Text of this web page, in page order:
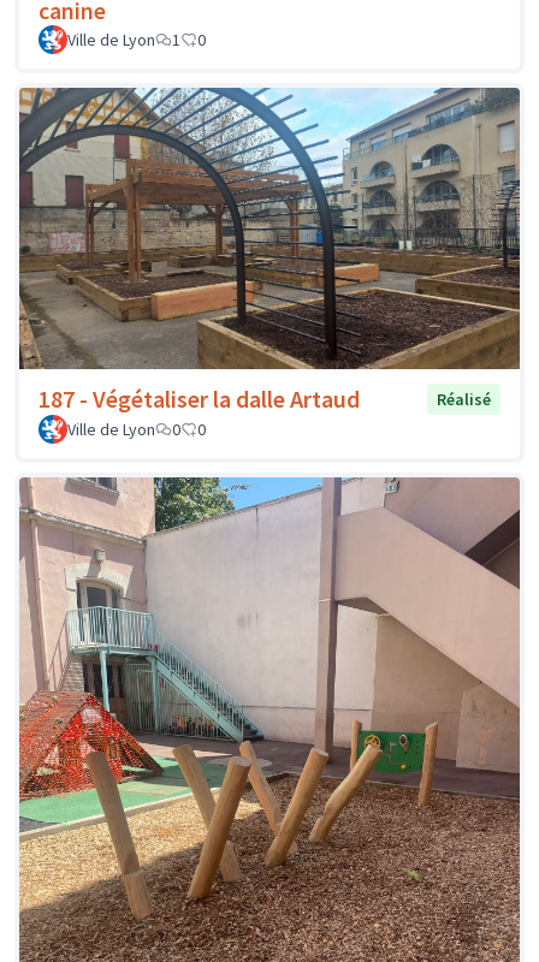
canine
Ville de Lyon 1 0
187 - Végétaliser la dalle Artaud
Réalisé
Ville de Lyon
0 0